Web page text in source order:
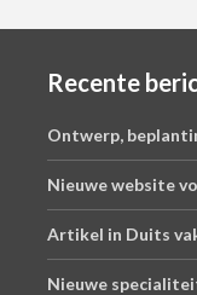
Recente
Ontwerp,
Nieuwe website
Artikel in Duits
Nieuwe